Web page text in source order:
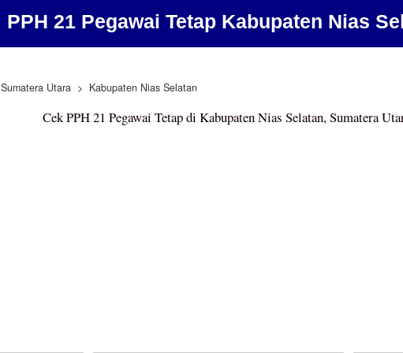
PPH 21 Pegawai Tetap Kabupaten Nias
Sumatera Utara Kabupaten Nias Selatan
Cek PPH 21 Pegawai Tetap di Kabupaten Nias Selatan, Sumatera